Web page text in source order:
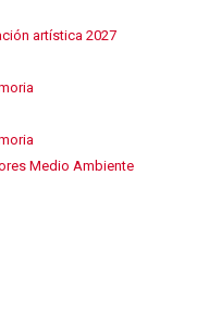
artística 2027
Medio Ambiente